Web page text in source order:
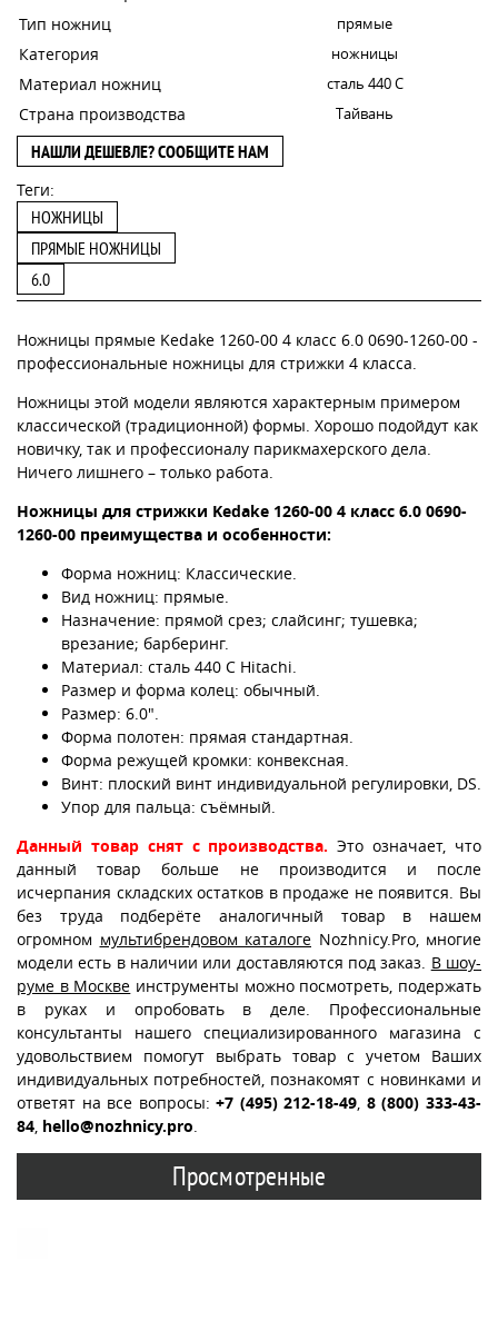
Тип ножниц прямые
Категория ножницы
Материал ножниц сталь 440 С
Страна производства Тайвань
НАШЛИ ДЕШЕВЛЕ? СООБЩИТЕ НАМ
Теги:
НОЖНИЦЫ
ПРЯМЫЕ НОЖНИЦЫ
6.0
Ножницы прямые Kedake 1260-00 4 класс 6.0 0690-1260-00 -
профессиональные ножницы для стрижки 4 класса.
Ножницы этой модели являются характерным примером
классической (традиционной) формы. Хорошо подойдут как
новичку, так и профессионалу парикмахерского дела.
Ничего лишнего – только работа.
Ножницы для стрижки Kedake 1260-00 4 класс 6.0 0690-
1260-00 преимущества и особенности:
Форма ножниц: Классические.
Вид ножниц: прямые.
Назначение: прямой срез; слайсинг; тушевка;
врезание; барберинг.
Материал: сталь 440 С Hitachi.
Размер и форма колец: обычный.
Размер: 6.0".
Форма полотен: прямая стандартная.
Форма режущей кромки: конвексная.
Винт: плоский винт индивидуальной регулировки, DS.
Упор для пальца: съёмный.
Данный товар снят с производства. Это означает, что
данный товар больше не производится и после
исчерпания складских остатков в продаже не появится. Вы
без труда подберёте аналогичный товар в нашем
огромном мультибрендовом каталоге Nozhnicy.Pro, многие
модели есть в наличии или доставляются под заказ. В шоу-
руме в Москве инструменты можно посмотреть, подержать
в руках и опробовать в деле. Профессиональные
консультанты нашего специализированного магазина с
удовольствием помогут выбрать товар с учетом Ваших
индивидуальных потребностей, познакомят с новинками и
ответят на все вопросы:+7 (495) 212-18-49 8 (800) 333-43-
84 hello@nozhnicy.pro
Просмотренные